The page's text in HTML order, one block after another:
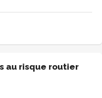
dans l'aventure pour faire
votre coeur les combats, les
au risque routier